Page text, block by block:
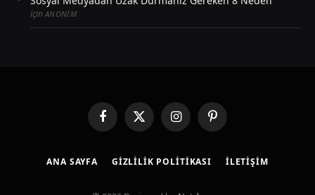
içinANONIM
FacebookX
(Twitter)
InstagramPinterest
ANA SAYFA GIZLILIK POLITIKASI İLETIŞIM